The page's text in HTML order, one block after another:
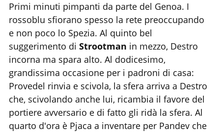
Primi minuti pimpanti da parte del Genoa. I
rossoblu sfiorano spesso la rete preoccupando
e non poco lo Spezia. Al quinto bel
suggerimento di Strootman in mezzo, Destro
incorna ma spara alto. Al dodicesimo,
grandissima occasione per i padroni di casa:
Provedel rinvia e scivola, la sfera arriva a Destro
che, scivolando anche lui, ricambia il favore del
portiere avversario e di fatto gli ridà la sfera. Al
quarto d'ora è Pjaca a inventare per Pandev che